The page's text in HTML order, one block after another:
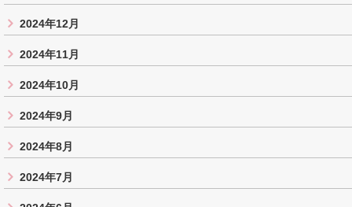
2024年12月
2024年11月
2024年10月
2024年9月
2024年8月
2024年7月